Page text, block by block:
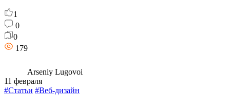
1
0
0
179
Arseniy Lugovoi
11 февраля
#Статьи #Веб-дизайн